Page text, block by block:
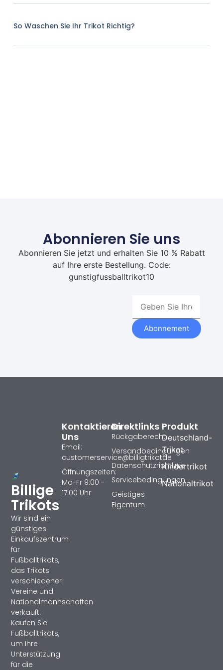
So Waschen Sie Ihr Trikot Richtig?
Abonnieren Sie uns
Abonnieren Sie jetzt und erhalten Sie 10 % Rabatt
auf Ihre erste Bestellung. Code:
gunstigfussballtrikot10
Abonnement
Billige
Trikots
Wir sind ein
günstiges
Einkaufszentrum
für
Fußballtrikots,
das Trikots
verschiedener
Vereine und
Nationalmannschaften
verkauft.
Kaufen Sie
Fußballtrikots,
um Ihre
Unterstützung
für die
Produkt
Deutschland-
Trikot
Kindertrikot
Nationaltrikot
Direktlinks
Rückgaberecht
Versandbedingungen
Datenschutzrichtlinie
Servicebedingungen
Geistiges
Eigentum
Kontaktieren
Uns
Email:
customerservice@billigtrikotde
Öffnungszeiten:
Mo-Fr 9:00 -
17:00 Uhr